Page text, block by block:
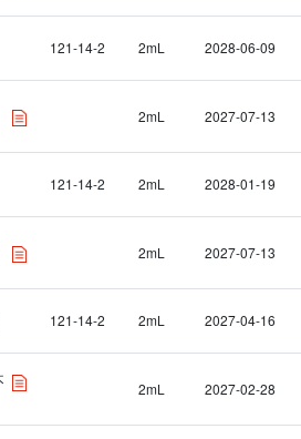
121-14-2 2mL 2028-06-09
2mL 2027-07-13
121-14-2 2mL 2028-01-19
2mL 2027-07-13
121-14-2 2mL 2027-04-16
2mL 2027-02-28